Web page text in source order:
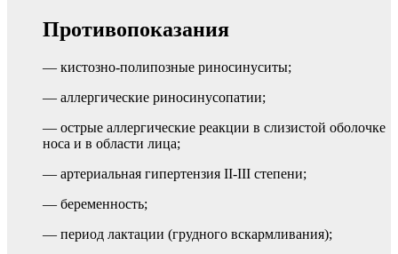
Противопоказания
— кистозно-полипозные риносинуситы;
— аллергические риносинусопатии;
— острые аллергические реакции в слизистой оболочке
носа и в области лица;
— артериальная гипертензия II-III степени;
— беременность;
— период лактации (грудного вскармливания);